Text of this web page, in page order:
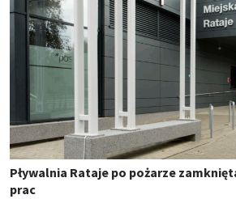
Pływalnia Rataje po pożarze
prac